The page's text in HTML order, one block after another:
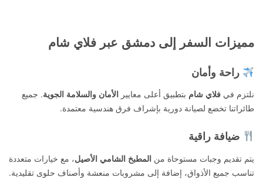
مميزات السفر إلى دمشق عبر فلاي شام
راحة وأمان
نلتزم في فلاي شام بتطبيق أعلى معايير الأمان والسلامة الجوية. جميع
طائراتنا تخضع لصيانة دورية بإشراف فرق هندسية معتمدة.
ضيافة راقية
يتم تقديم وجبات مستوحاة من المطبخ الشامي الأصيل، مع خيارات متعددة
تناسب جميع الأذواق، إضافة إلى مشروبات منعشة وأصناف حلوى تقليدية.